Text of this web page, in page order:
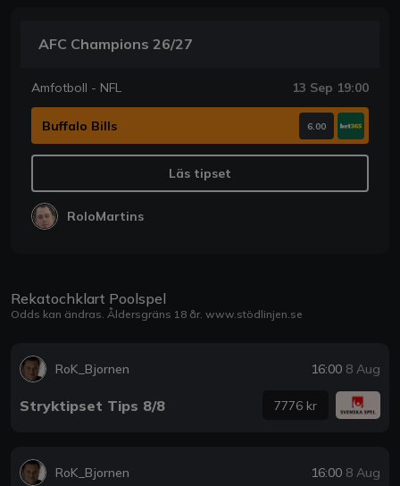
AFC Champions 26/27
Amfotboll - NFL 13 Sep 19:00
Buffalo Bills 6.00
Läs tipset
RoloMartins
Rekatochklart Poolspel
Odds kan ändras. Åldersgräns 18 år. www.stödlinjen.se
RoK_Bjornen 16:00 8 Aug
Stryktipset Tips 8/8 7776 kr
RoK_Bjornen 16:00 8 Aug